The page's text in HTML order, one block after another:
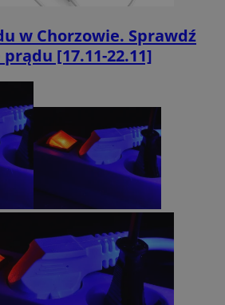
w Chorzowie. Sprawdź
[17.11-22.11]